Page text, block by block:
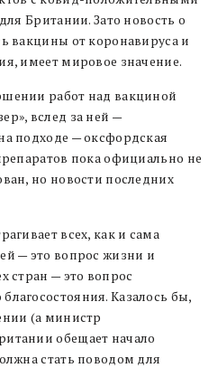
Британии. Зато новость о
вакцины от коронавируса и
имеет мировое значение.
работ над вакциной
вслед за ней —
подходе — оксфордская
пока официально не
но новости последних
всех, как и сама
— это вопрос жизни и
стран — это вопрос
Казалось бы,
(а министр
обещает начало
стать поводом для